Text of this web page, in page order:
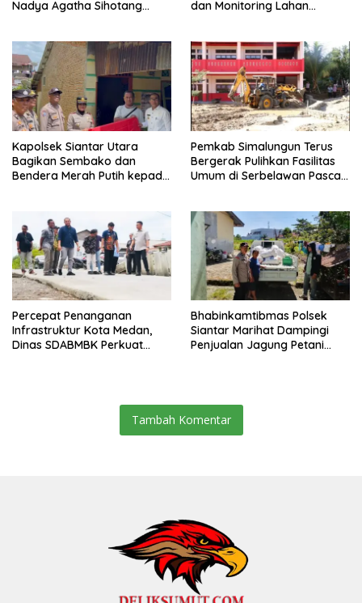
Nadya Agatha Sihotang
dan Monitoring Lahan
Kapolsek Siantar Utara
Bagikan Sembako dan
Bendera Merah Putih kepada
Pemkab Simalungun Terus
Bergerak Pulihkan Fasilitas
Umum di Serbelawan Pasca
Percepat Penanganan
Infrastruktur Kota Medan,
Dinas SDABMBK Perkuat
Bhabinkamtibmas Polsek
Siantar Marihat Dampingi
Penjualan Jagung Petani
Tambah Komentar